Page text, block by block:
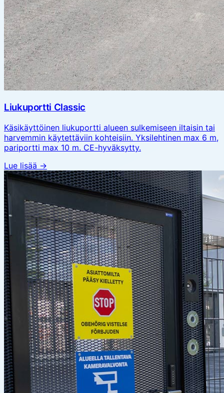
Liukuportti Classic
Käsikäyttöinen liukuportti alueen sulkemiseen iltaisin tai
harvemmin käytettäviin kohteisiin. Yksilehtinen max 6 m,
pariportti max 10 m. CE-hyväksytty.
Lue lisää →